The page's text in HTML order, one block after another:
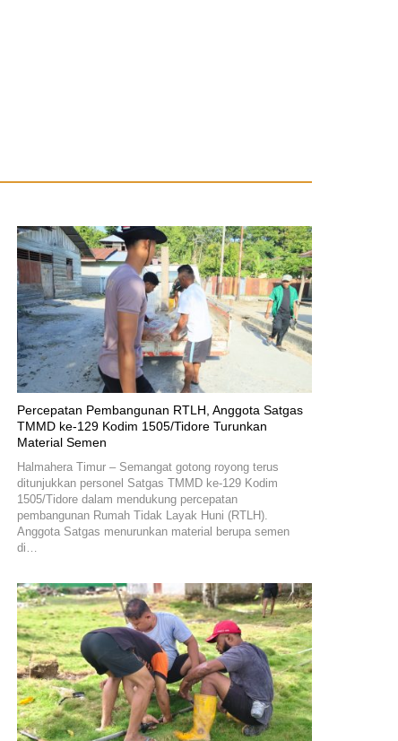
Percepatan Pembangunan RTLH, Anggota Satgas
TMMD ke-129 Kodim 1505/Tidore Turunkan
Material Semen
Halmahera Timur – Semangat gotong royong terus
ditunjukkan personel Satgas TMMD ke-129 Kodim
1505/Tidore dalam mendukung percepatan
pembangunan Rumah Tidak Layak Huni (RTLH).
Anggota Satgas menurunkan material berupa semen
di…